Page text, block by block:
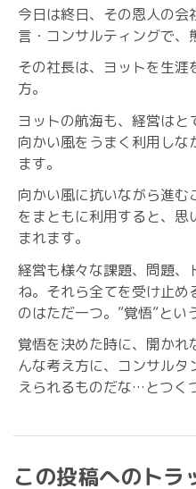
今日は終日、その恩人の
言・コンサルティングで、
その社長は、ヨットを生涯
方。
ヨットの航海も、経営はと
向かい風をうまく利用し
ます。
向かい風に抗いながら進
をまともに利用すると、
まれます。
経営も様々な課題、問題、
ね。それら全てを受け止
のはただ一つ。”覚悟”とい
覚悟を決めた時に、開か
んな考え方に、コンサル
えられるものだな…とつく
この投稿へのトラ